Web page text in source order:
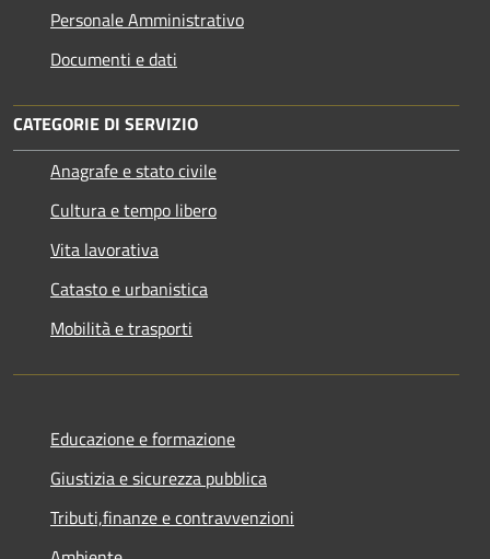
Personale Amministrativo
Documenti e dati
CATEGORIE DI SERVIZIO
Anagrafe e stato civile
Cultura e tempo libero
Vita lavorativa
Catasto e urbanistica
Mobilità e trasporti
Educazione e formazione
Giustizia e sicurezza pubblica
Tributi,finanze e contravvenzioni